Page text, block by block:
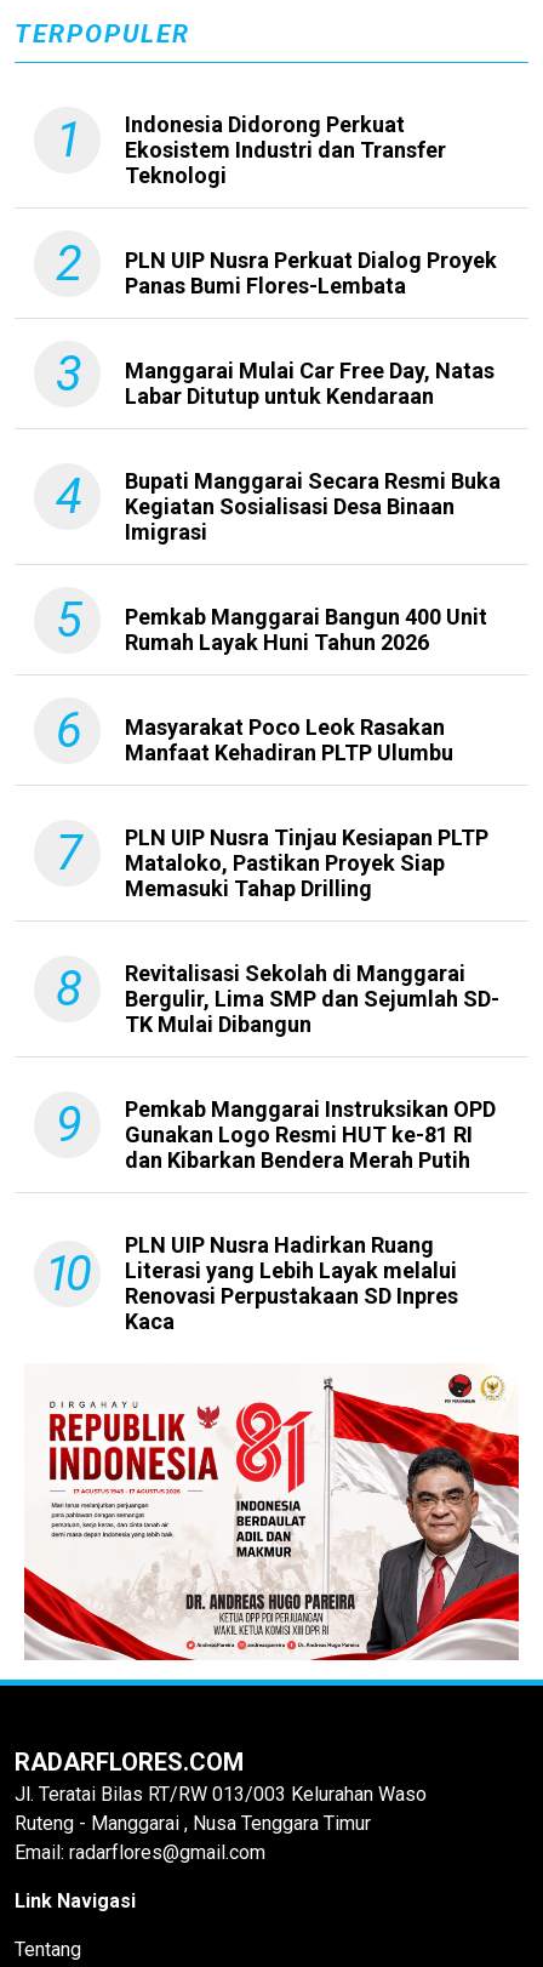
TERPOPULER
1
Indonesia Didorong Perkuat
Ekosistem Industri dan Transfer
Teknologi
2
PLN UIP Nusra Perkuat Dialog Proyek
Panas Bumi Flores-Lembata
3
Manggarai Mulai Car Free Day, Natas
Labar Ditutup untuk Kendaraan
4
Bupati Manggarai Secara Resmi Buka
Kegiatan Sosialisasi Desa Binaan
Imigrasi
5
Pemkab Manggarai Bangun 400 Unit
Rumah Layak Huni Tahun 2026
6
Masyarakat Poco Leok Rasakan
Manfaat Kehadiran PLTP Ulumbu
7
PLN UIP Nusra Tinjau Kesiapan PLTP
Mataloko, Pastikan Proyek Siap
Memasuki Tahap Drilling
8
Revitalisasi Sekolah di Manggarai
Bergulir, Lima SMP dan Sejumlah SD-
TK Mulai Dibangun
9
Pemkab Manggarai Instruksikan OPD
Gunakan Logo Resmi HUT ke-81 RI
dan Kibarkan Bendera Merah Putih
10
PLN UIP Nusra Hadirkan Ruang
Literasi yang Lebih Layak melalui
Renovasi Perpustakaan SD Inpres
Kaca
RADARFLORES.COM
Jl. Teratai Bilas RT/RW 013/003 Kelurahan Waso
Ruteng - Manggarai , Nusa Tenggara Timur
Email: radarflores@gmail.com
Link Navigasi
Tentang